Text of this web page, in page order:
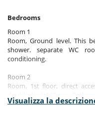
Bedrooms
Room 1
Room, Ground level. This
shower. separate WC
conditioning.
Room 2
Room, 1st floor, direct
includes also air conditioning.
Visualizza la